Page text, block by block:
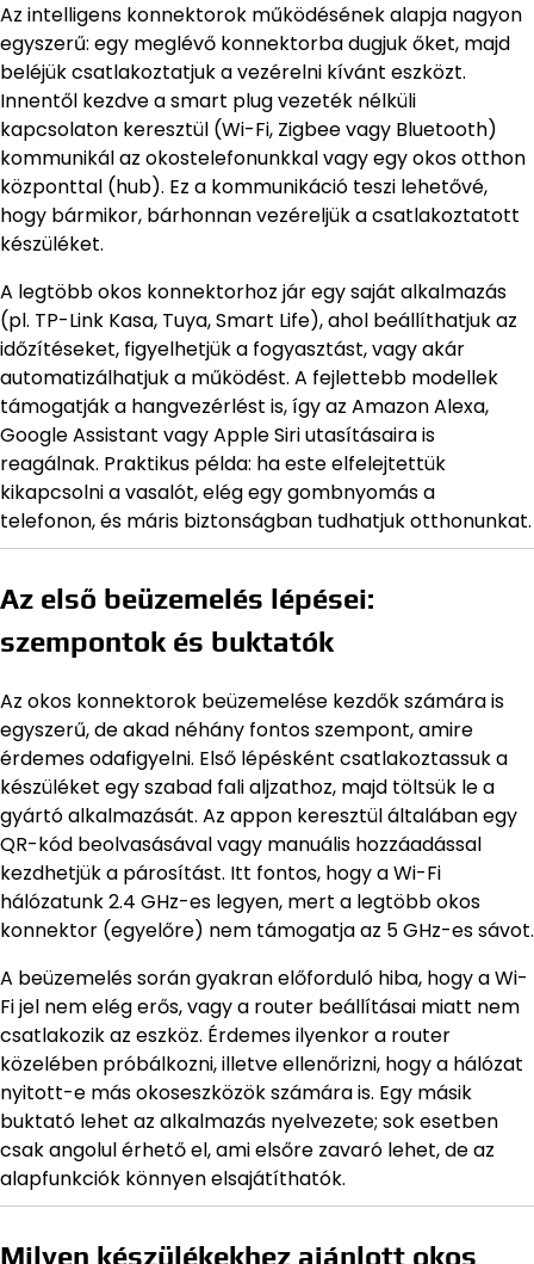
Az intelligens konnektorok működésének alapja nagyon
egyszerű: egy meglévő konnektorba dugjuk őket, majd
beléjük csatlakoztatjuk a vezérelni kívánt eszközt.
Innentől kezdve a smart plug vezeték nélküli
kapcsolaton keresztül (Wi-Fi, Zigbee vagy Bluetooth)
kommunikál az okostelefonunkkal vagy egy okos otthon
központtal (hub). Ez a kommunikáció teszi lehetővé,
hogy bármikor, bárhonnan vezéreljük a csatlakoztatott
készüléket.
A legtöbb okos konnektorhoz jár egy saját alkalmazás
(pl. TP-Link Kasa, Tuya, Smart Life), ahol beállíthatjuk az
időzítéseket, figyelhetjük a fogyasztást, vagy akár
automatizálhatjuk a működést. A fejlettebb modellek
támogatják a hangvezérlést is, így az Amazon Alexa,
Google Assistant vagy Apple Siri utasításaira is
reagálnak. Praktikus példa: ha este elfelejtettük
kikapcsolni a vasalót, elég egy gombnyomás a
telefonon, és máris biztonságban tudhatjuk otthonunkat.
Az első beüzemelés lépései:
szempontok és buktatók
Az okos konnektorok beüzemelése kezdők számára is
egyszerű, de akad néhány fontos szempont, amire
érdemes odafigyelni. Első lépésként csatlakoztassuk a
készüléket egy szabad fali aljzathoz, majd töltsük le a
gyártó alkalmazását. Az appon keresztül általában egy
QR-kód beolvasásával vagy manuális hozzáadással
kezdhetjük a párosítást. Itt fontos, hogy a Wi-Fi
hálózatunk 2.4 GHz-es legyen, mert a legtöbb okos
konnektor (egyelőre) nem támogatja az 5 GHz-es sávot.
A beüzemelés során gyakran előforduló hiba, hogy a Wi-
Fi jel nem elég erős, vagy a router beállításai miatt nem
csatlakozik az eszköz. Érdemes ilyenkor a router
közelében próbálkozni, illetve ellenőrizni, hogy a hálózat
nyitott-e más okoseszközök számára is. Egy másik
buktató lehet az alkalmazás nyelvezete; sok esetben
csak angolul érhető el, ami elsőre zavaró lehet, de az
alapfunkciók könnyen elsajátíthatók.
Milyen készülékekhez ajánlott okos